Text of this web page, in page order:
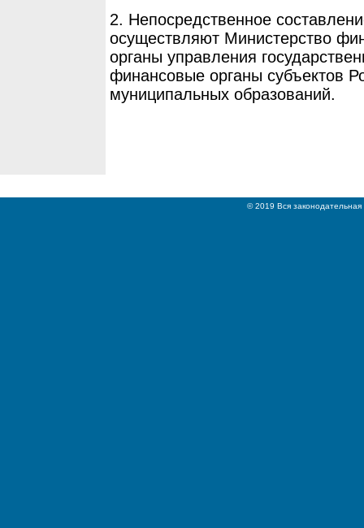
2. Непосредственное
осуществляют Министерство
органы управления
финансовые органы субъектов
муниципальных образований.
© 2019 Вся